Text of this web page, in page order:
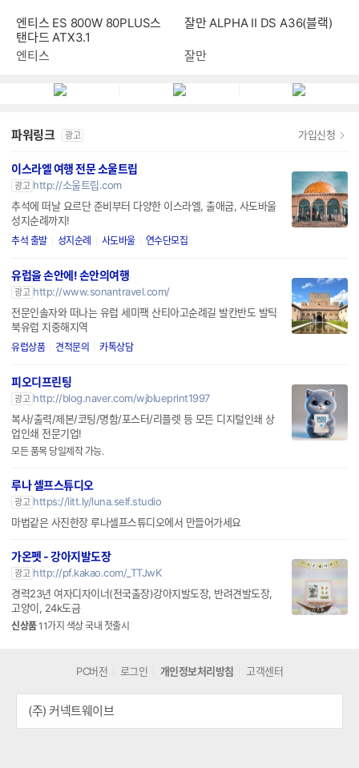
엔티스 ES 800W 80PLUS스
탠다드 ATX3.1
엔티스
잘만 ALPHA II DS A36(블랙)
잘만
파워링크 광고 가입신청
이스라엘 여행 전문 소울트립
광고 http://소울트립.com
추석에 떠날 요르단 준비부터 다양한 이스라엘, 출애굽, 사도바울
성지순례까지!
추석 출발 성지순례 사도바울 연수단모집
유럽을 손안에! 손안의여행
광고 http://www.sonantravel.com/
전문인솔자와 떠나는 유럽 세미팩 산티아고순례길 발칸반도 발틱
북유럽 지중해지역
유럽상품 견적문의 카톡상담
피오디프린팅
광고 http://blog.naver.com/wjblueprint1997
복사/출력/제본/코팅/명함/포스터/리플렛 등 모든 디지털인쇄 상
업인쇄 전문기업!
모든 품목 당일제작 가능.
루나 셀프스튜디오
광고 https://litt.ly/luna.self.studio
마법같은 사진한장 루나셀프스튜디오에서 만들어가세요
가온펫 - 강아지발도장
광고 http://pf.kakao.com/_TTJwK
경력23년 여자디자이너(전국출장)강아지발도장, 반려견발도장,
고양이, 24k도금
신상품11가지 색상 국내 첫출시
PC버전 로그인 개인정보처리방침 고객센터
(주) 커넥트웨이브